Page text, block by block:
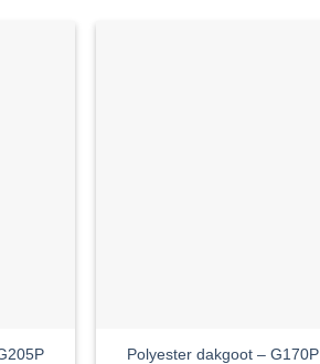
Polyester dakgoot – G170P